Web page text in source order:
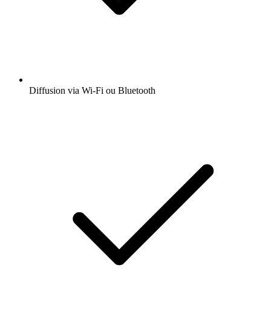
Diffusion via Wi-Fi ou Bluetooth